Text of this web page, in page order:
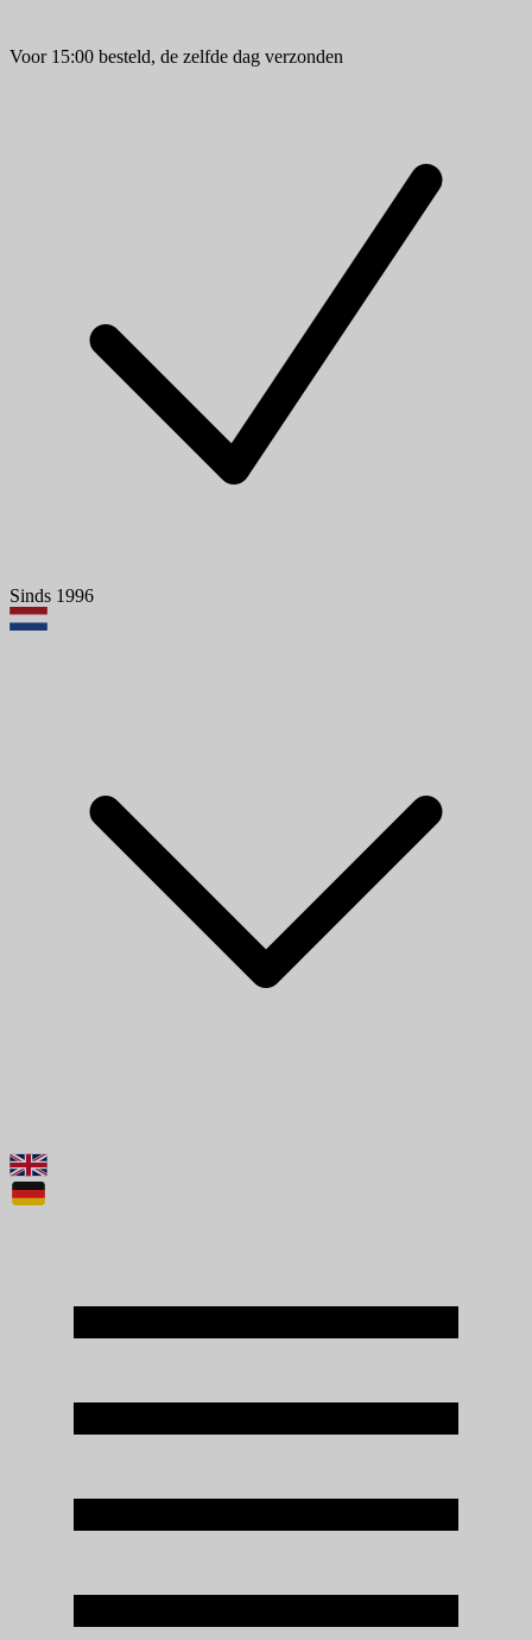
Voor 15:00 besteld, de zelfde dag verzonden
Sinds 1996